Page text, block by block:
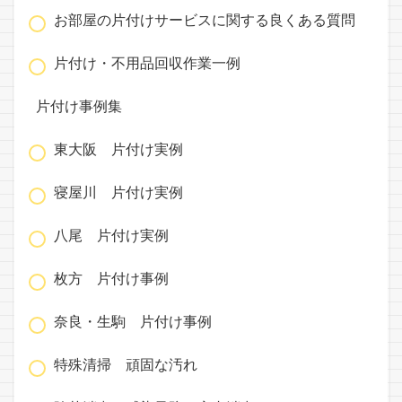
お部屋の片付けサービスに関する良くある質問
片付け・不用品回収作業一例
片付け事例集
東大阪 片付け実例
寝屋川 片付け実例
八尾 片付け実例
枚方 片付け事例
奈良・生駒 片付け事例
特殊清掃 頑固な汚れ